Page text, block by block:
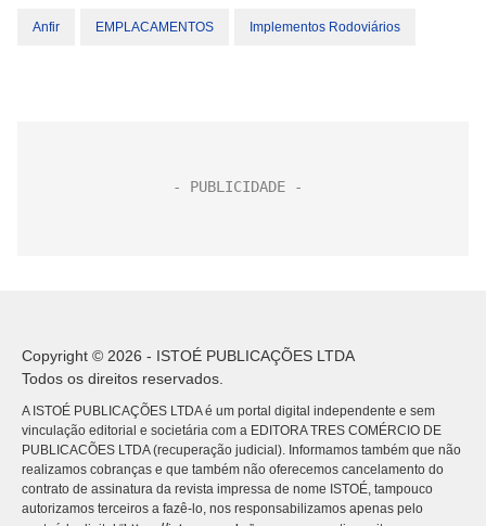
Anfir EMPLACAMENTOS Implementos Rodoviários
Copyright © 2026 - ISTOÉ PUBLICAÇÕES LTDA
Todos os direitos reservados.
A ISTOÉ PUBLICAÇÕES LTDA é um portal digital independente e sem
vinculação editorial e societária com a EDITORA TRES COMÉRCIO DE
PUBLICACÕES LTDA (recuperação judicial). Informamos também que não
realizamos cobranças e que também não oferecemos cancelamento do
contrato de assinatura da revista impressa de nome ISTOÉ, tampouco
autorizamos terceiros a fazê-lo, nos responsabilizamos apenas pelo